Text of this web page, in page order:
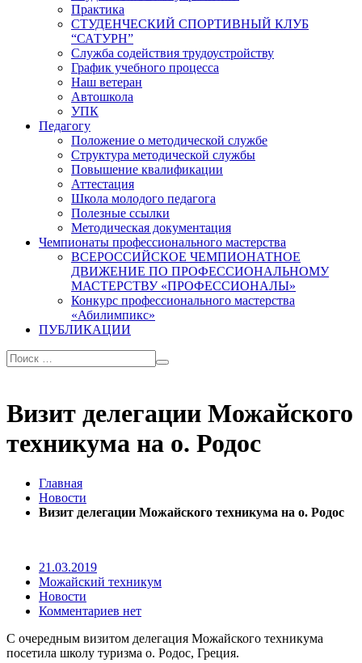
Практика
СТУДЕНЧЕСКИЙ СПОРТИВНЫЙ КЛУБ
“САТУРН”
Служба содействия трудоустройству
График учебного процесса
Наш ветеран
Автошкола
УПК
Педагогу
Положение о методической службе
Структура методической службы
Повышение квалификации
Аттестация
Школа молодого педагога
Полезные ссылки
Методическая документация
Чемпионаты профессионального мастерства
ВСЕРОССИЙСКОЕ ЧЕМПИОНАТНОЕ
ДВИЖЕНИЕ ПО ПРОФЕССИОНАЛЬНОМУ
МАСТЕРСТВУ «ПРОФЕССИОНАЛЫ»
Конкурс профессионального мастерства
«Абилимпикс»
ПУБЛИКАЦИИ
Визит делегации Можайского
техникума на о. Родос
Главная
Новости
Визит делегации Можайского техникума на о. Родос
21.03.2019
Можайский техникум
Новости
Комментариев нет
С очередным визитом делегация Можайского техникума
посетила школу туризма о. Родос, Греция.